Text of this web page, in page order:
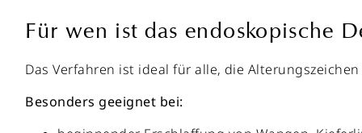
Für wen ist das endoskopische
Das Verfahren ist ideal für alle, die
Besonders geeignet bei: